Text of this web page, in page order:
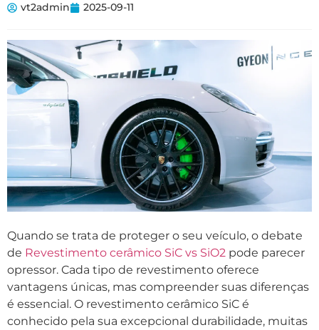
vt2admin 2025-09-11
Quando se trata de proteger o seu veículo, o debate
de Revestimento cerâmico SiC vs SiO2 pode parecer
opressor. Cada tipo de revestimento oferece
vantagens únicas, mas compreender suas diferenças
é essencial. O revestimento cerâmico SiC é
conhecido pela sua excepcional durabilidade, muitas